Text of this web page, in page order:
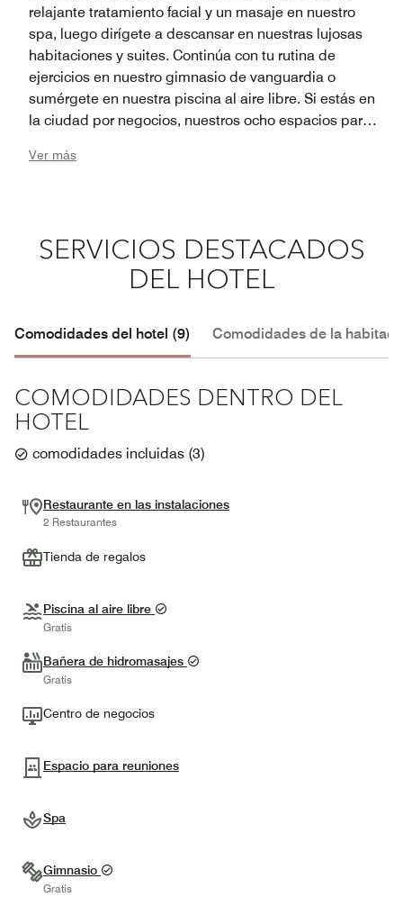
relajante tratamiento facial y un masaje en nuestro
spa, luego dirígete a descansar en nuestras lujosas
habitaciones y suites. Continúa con tu rutina de
ejercicios en nuestro gimnasio de vanguardia o
sumérgete en nuestra piscina al aire libre. Si estás en
la ciudad por negocios, nuestros ocho espacios para
para conferencias, mientras que nuestros servicios de
Mexico City Santa Fe.
Ver más
SERVICIOS DESTACADOS
DEL HOTEL
Comodidades del hotel (9) Comodidades de la
COMODIDADES DENTRO DEL
HOTEL
comodidades incluidas (3)
Restaurante en las instalaciones
2 Restaurantes
Tienda de regalos
Piscina al aire libre
Gratis
Bañera de hidromasajes
Gratis
Centro de negocios
Espacio para reuniones
Spa
Gimnasio
Gratis